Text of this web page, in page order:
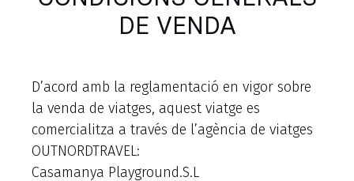
DE VENDA
D’acord amb la reglamentació en vigor sobre
la venda de viatges, aquest viatge es
comercialitza a través de l’agència de viatges
OUTNORDTRAVEL:
Casamanya Playground.S.L